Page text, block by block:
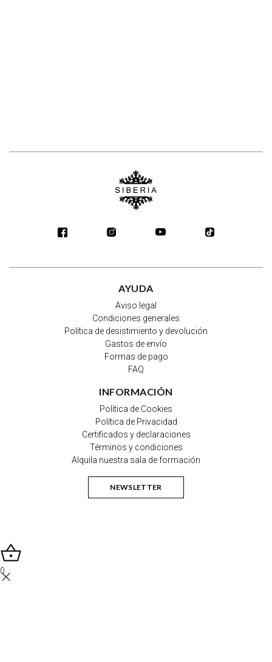
AYUDA
Aviso legal
Condiciones generales
Política de desistimiento y devolución
Gastos de envío
Formas de pago
FAQ
INFORMACIÓN
Política de Cookies
Política de Privacidad
Certificados y declaraciones
Términos y condiciones
Alquila nuestra sala de formación
NEWSLETTER
0